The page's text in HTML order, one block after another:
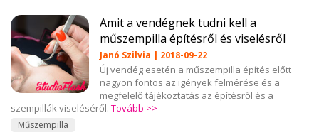
Amit a vendégnek tudni kell a
műszempilla építésről és viselésről
Janó Szilvia | 2018-09-22
Új vendég esetén a műszempilla építés előtt
nagyon fontos az igények felmérése és a
megfelelő tájékoztatás az építésről és a
szempillák viseléséről. Tovább >>
Műszempilla